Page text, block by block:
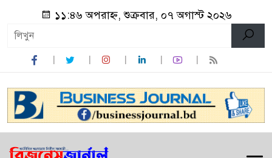
১১:৪৬ অপরাহ্ন, শুক্রবার, ০৭ অগাস্ট ২০২৬